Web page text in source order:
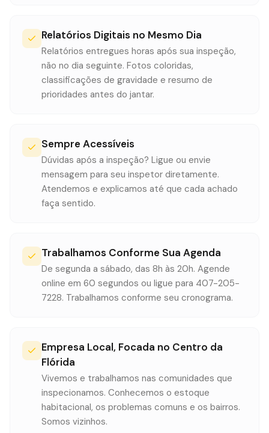
Relatórios Digitais no Mesmo Dia
Relatórios entregues horas após sua inspeção,
não no dia seguinte. Fotos coloridas,
classificações de gravidade e resumo de
prioridades antes do jantar.
Sempre Acessíveis
Dúvidas após a inspeção? Ligue ou envie
mensagem para seu inspetor diretamente.
Atendemos e explicamos até que cada achado
faça sentido.
Trabalhamos Conforme Sua Agenda
De segunda a sábado, das 8h às 20h. Agende
online em 60 segundos ou ligue para 407-205-
7228. Trabalhamos conforme seu cronograma.
Empresa Local, Focada no Centro da
Flórida
Vivemos e trabalhamos nas comunidades que
inspecionamos. Conhecemos o estoque
habitacional, os problemas comuns e os bairros.
Somos vizinhos.